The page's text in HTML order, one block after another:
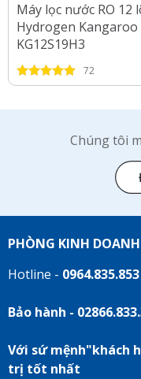
Máy lọc nước RO 12
Hydrogen Kangaroo
KG12S19H3
72
Chúng tôi
PHÒNG KINH DOANH
Hotline - 0964.835.853
Bảo hành -
Với sứ mệnh"khách
trị tốt nhất